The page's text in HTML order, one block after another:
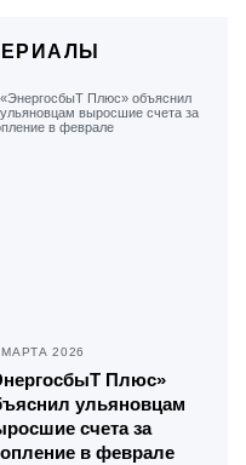
2026
Плюс»
ульяновцам
счета за
в феврале